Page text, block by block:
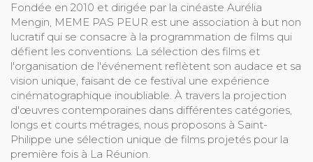
Fondée en 2010 et dirigée par la cinéaste Aurélia
Mengin, MEME PAS PEUR est une association à but non
lucratif qui se consacre à la programmation de films qui
défient les conventions. La sélection des films et
l'organisation de l'événement reflètent son audace et sa
vision unique, faisant de ce festival une expérience
cinématographique inoubliable. À travers la projection
d'œuvres contemporaines dans différentes catégories,
longs et courts métrages, nous proposons à Saint-
Philippe une sélection unique de films projetés pour la
première fois à La Réunion.